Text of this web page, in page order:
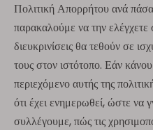
Πολιτική Απορρήτου ανά
παρακαλούμε να την ελέγχετε
διευκρινίσεις θα τεθούν σε
τους στον ιστότοπο. Εάν
περιεχόμενο αυτής της
ότι έχει ενημερωθεί, ώστε να
συλλέγουμε, πώς τις